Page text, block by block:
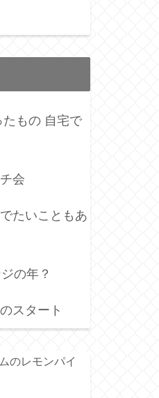
もの 自宅で
会
たいこともあ
の年？
スタート
のレモンパイ